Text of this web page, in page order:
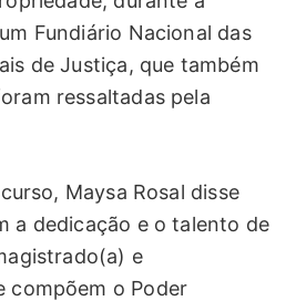
Fundiário Nacional das
de Justiça, que também
ressaltadas pela
Maysa Rosal disse
a dedicação e o talento de
e
compõem o Poder